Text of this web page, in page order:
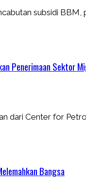
subsidi BBM,
Penerimaan Sektor
dari Center for
Bangsa